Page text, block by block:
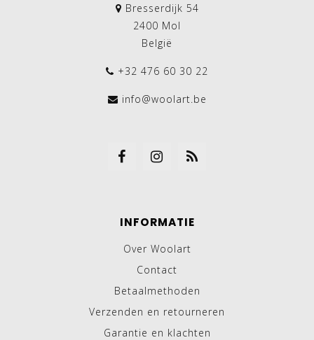
Bresserdijk 54
2400 Mol
België
+32 476 60 30 22
info@woolart.be
INFORMATIE
Over Woolart
Contact
Betaalmethoden
Verzenden en retourneren
Garantie en klachten